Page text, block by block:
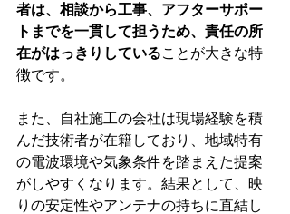
者は、相談から工事、アフターサポー
トまでを一貫して担うため、責任の所
在がはっきりしている ことが大きな特
徴です。
また、自社施工の会社は現場経験を積
んだ技術者が在籍しており、地域特有
の電波環境や気象条件を踏まえた提案
がしやすくなります。結果として、映
りの安定性やアンテナの持ちに直結し